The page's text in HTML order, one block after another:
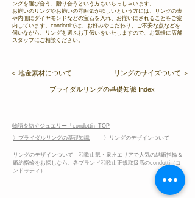
ングを選び合う、贈り合うという方もいらっしゃいます。
お揃いのリングやお揃いの雰囲気が欲しいという方には、リングの表
や内側にダイヤモンドなどの宝石を入れ、お揃いにされることをご案
内しています。condottiでは、お好みやこだわり、ご不安な点などを
伺いながら、リングを選ぶお手伝いをいたしますので、お気軽に店舗
スタッフにご相談ください。
＜ 地金素材について リングのサイズついて ＞
ブライダルリングの基礎知識 Index
物語を紡ぐジュエリー「condotti」TOP
〉ブライダルリングの基礎知識
〉リングのデザインついて
リングのデザインついて｜和歌山県・泉州エリアで人気の結婚指輪＆
婚約指輪をお探しなら、各ブランド和歌山正規取扱店のcondotti（コ
ンドッティ）